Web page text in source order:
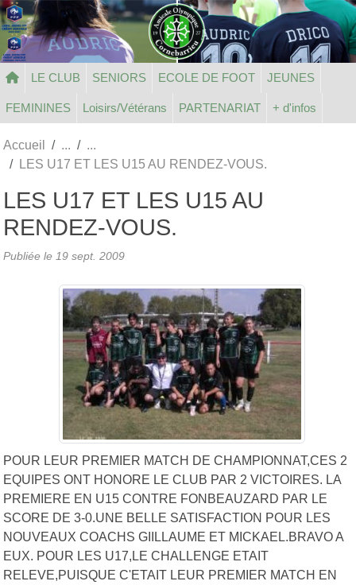
LE CLUB SENIORS ECOLE DE FOOT JEUNES
FEMININES Loisirs/Vétérans PARTENARIAT + d'infos
Accueil
LES U17 ET LES U15 AU RENDEZ-VOUS.
LES U17 ET LES U15 AU
RENDEZ-VOUS.
Publiée le 19 sept. 2009
POUR LEUR PREMIER MATCH DE CHAMPIONNAT,CES 2
EQUIPES ONT HONORE LE CLUB PAR 2 VICTOIRES. LA
PREMIERE EN U15 CONTRE FONBEAUZARD PAR LE
SCORE DE 3-0.UNE BELLE SATISFACTION POUR LES
NOUVEAUX COACHS GIILLAUME ET MICKAEL.BRAVO A
EUX. POUR LES U17,LE CHALLENGE ETAIT
RELEVE,PUISQUE C'ETAIT LEUR PREMIER MATCH EN
Panneau de gestion des cookies